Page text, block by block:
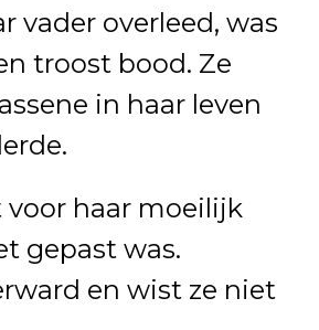
vader overleed, was
troost bood. Ze
in haar leven
haar moeilijk
gepast was.
en wist ze niet